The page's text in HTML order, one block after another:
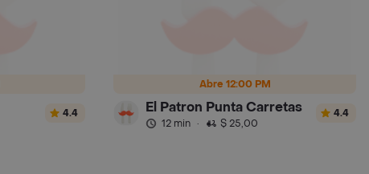
4.4
Abre 12:00 PM
El Patron Punta Carretas
12 min · $ 25,00
4.4